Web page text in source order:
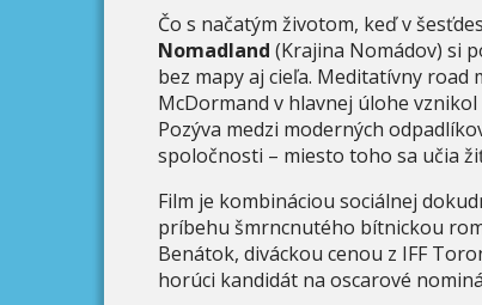
Čo s načatým životom, keď v
Nomadland (Krajina Nomádov) si
bez mapy aj cieľa. Meditatívny road
McDormand v hlavnej úlohe
Pozýva medzi moderných
spoločnosti – miesto toho sa učia
Film je kombináciou sociálnej
príbehu šmrncnutého bítnickou
Benátok, diváckou cenou z IFF
horúci kandidát na oscarové